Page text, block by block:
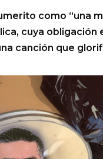
como “una
cuya obligación
canción que